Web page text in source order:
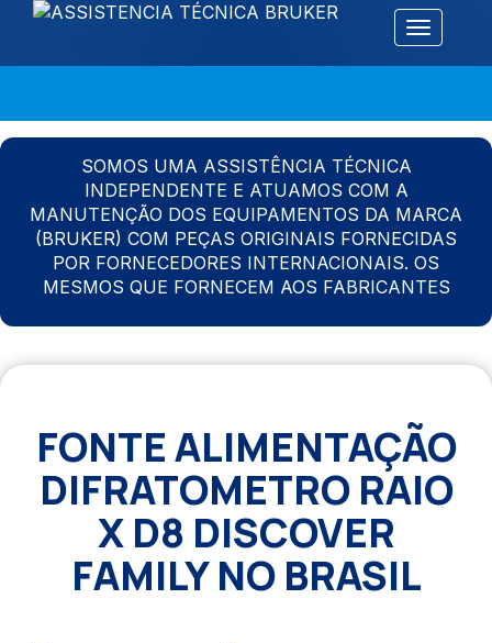
Alternar
SOMOS UMA ASSISTÊNCIA TÉCNICA
INDEPENDENTE E ATUAMOS COM A
MANUTENÇÃO DOS EQUIPAMENTOS DA MARCA
(BRUKER) COM PEÇAS ORIGINAIS FORNECIDAS
POR FORNECEDORES INTERNACIONAIS. OS
MESMOS QUE FORNECEM AOS FABRICANTES
FONTE ALIMENTAÇÃO
DIFRATOMETRO RAIO
X D8 DISCOVER
FAMILY NO BRASIL